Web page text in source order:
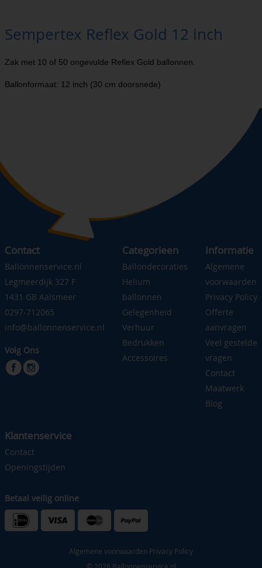
Sempertex Reflex Gold 12 inch
Zak met 10 of 50 ongevulde Reflex Gold ballonnen.
Ballonformaat: 12 inch (30 cm doorsnede)
Contact
Ballonnenservice.nl
Legmeerdijk 327 F
1431 GB Aalsmeer
0297-712065
info@ballonnenservice.nl
Volg Ons
Categorieen
Ballondecoraties
Helium
ballonnen
Gelegenheid
Verhuur
Bedrukken
Accessoires
Informatie
Algemene
voorwaarden
Privacy Policy
Offerte
aanvragen
Veel gestelde
vragen
Contact
Maatwerk
Blog
Klantenservice
Contact
Openingstijden
Betaal veilig online
Algemene voorwaarden Privacy Policy
© 2026 Ballonnenservice.nl